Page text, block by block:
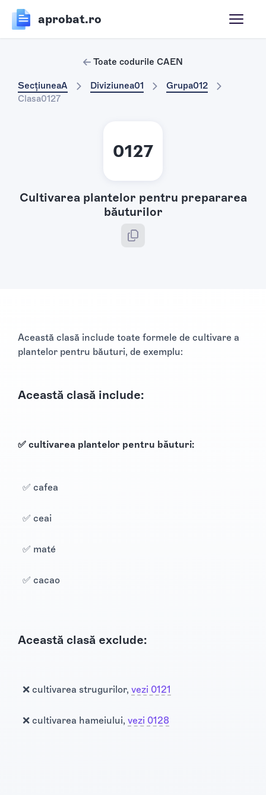
aprobat.ro
Toate codurile CAEN
SecțiuneaA Diviziunea01 Grupa012
Clasa0127
0127
Cultivarea plantelor pentru prepararea
băuturilor
Această clasă include toate formele de cultivare a
plantelor pentru băuturi, de exemplu:
Această clasă include:
✅ cultivarea plantelor pentru băuturi:
✅ cafea
✅ ceai
✅ maté
✅ cacao
Această clasă exclude:
❌ cultivarea strugurilor, vezi 0121
❌ cultivarea hameiului, vezi 0128